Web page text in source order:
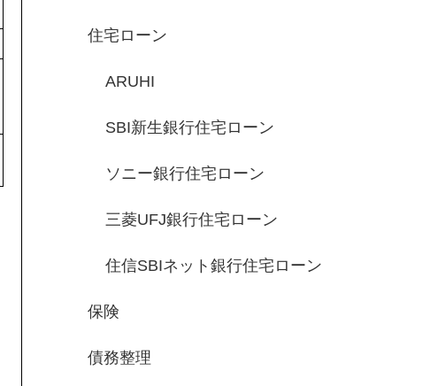
住宅ローン
ARUHI
SBI新生銀行住宅ローン
ソニー銀行住宅ローン
三菱UFJ銀行住宅ローン
住信SBIネット銀行住宅ローン
保険
債務整理